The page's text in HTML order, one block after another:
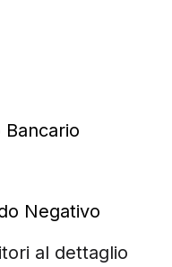
Negativo
al dettaglio